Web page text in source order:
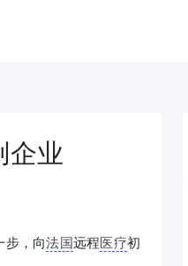
企业
步，向法国远程医疗初